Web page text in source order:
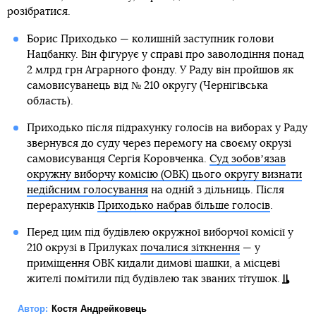
розібратися.
Борис Приходько — колишній заступник голови
Нацбанку. Він фігурує у справі про заволодіння понад
2 млрд грн Аграрного фонду. У Раду він пройшов як
самовисуванець від № 210 округу (Чернігівська
область).
Приходько після підрахунку голосів на виборах у Раду
звернувся до суду через перемогу на своєму окрузі
самовисуванця Сергія Коровченка. Суд зобовʼязав
окружну виборчу комісію (ОВК) цього округу визнати
недійсним голосуванняна одній з дільниць. Після
перерахунків Приходько набрав більше голосів.
Перед цим під будівлею окружної виборчої комісії у
210 окрузі в Прилуках почалися зіткнення— у
приміщення ОВК кидали димові шашки, а місцеві
жителі помітили під будівлею так званих тітушок.
Автор: Костя Андрейковець